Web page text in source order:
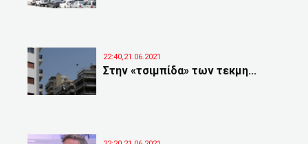
22:40,21.06.2021
Στην «τσιμπίδα» των τεκμη...